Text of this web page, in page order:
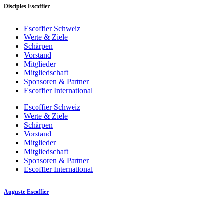
Disciples Escoffier
Escoffier Schweiz
Werte & Ziele
Schärpen
Vorstand
Mitglieder
Mitgliedschaft
Sponsoren & Partner
Escoffier International
Escoffier Schweiz
Werte & Ziele
Schärpen
Vorstand
Mitglieder
Mitgliedschaft
Sponsoren & Partner
Escoffier International
Auguste Escoffier